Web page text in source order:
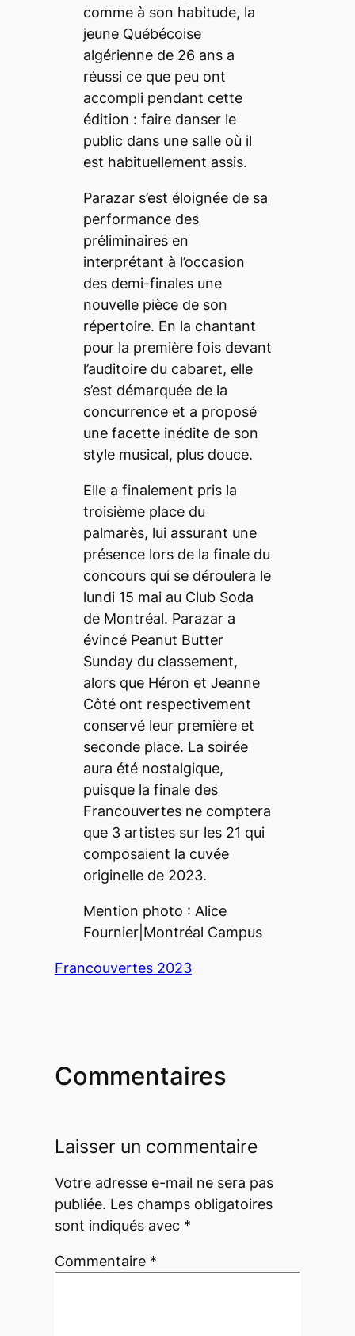
comme à son habitude, la
jeune Québécoise
algérienne de 26 ans a
réussi ce que peu ont
accompli pendant cette
édition : faire danser le
public dans une salle où il
est habituellement assis.
Parazar s’est éloignée de sa
performance des
préliminaires en
interprétant à l’occasion
des demi-finales une
nouvelle pièce de son
répertoire. En la chantant
pour la première fois devant
l’auditoire du cabaret, elle
s’est démarquée de la
concurrence et a proposé
une facette inédite de son
style musical, plus douce.
Elle a finalement pris la
troisième place du
palmarès, lui assurant une
présence lors de la finale du
concours qui se déroulera le
lundi 15 mai au Club Soda
de Montréal. Parazar a
évincé Peanut Butter
Sunday du classement,
alors que Héron et Jeanne
Côté ont respectivement
conservé leur première et
seconde place. La soirée
aura été nostalgique,
puisque la finale des
Francouvertes ne comptera
que 3 artistes sur les 21 qui
composaient la cuvée
originelle de 2023.
Mention photo : Alice
Fournier| Montréal Campus
Francouvertes 2023
Commentaires
Laisser un commentaire
Votre adresse e-mail ne sera pas
publiée. Les champs obligatoires
sont indiqués avec *
Commentaire *